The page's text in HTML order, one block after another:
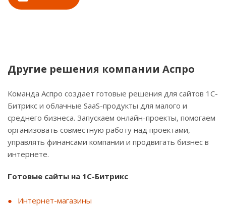
Другие решения компании Аспро
Команда Аспро создает готовые решения для сайтов 1С-
Битрикс и облачные SaaS-продукты для малого и
среднего бизнеса. Запускаем онлайн-проекты, помогаем
организовать совместную работу над проектами,
управлять финансами компании и продвигать бизнес в
интернете.
Готовые сайты на 1С-Битрикс
Интернет-магазины